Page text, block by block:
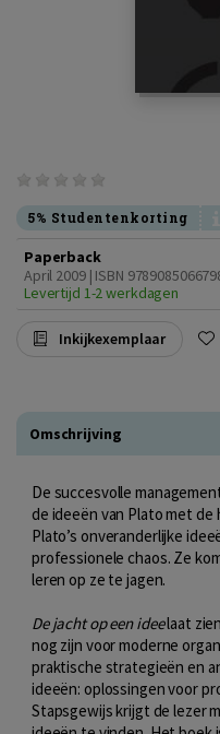
5% Studentenkorting
Paperback
April 2009 | ISBN
Levertijd 1-2 werkdagen
Inkijkexemplaar
Omschrijving
De succesvolle
de ideeën van Plato met
Plato’s onveranderlijke
professionele chaos. Ze
leren op ze te jagen.
De jacht op een ideelaat
nog zijn voor moderne
praktische strategieën en
ideeën: oplossingen voor
Stapsgewijs krijgt de lezer